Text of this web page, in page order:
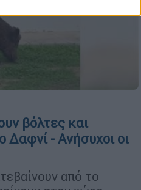
βόλτες και
- Ανήσυχοι οι
από το